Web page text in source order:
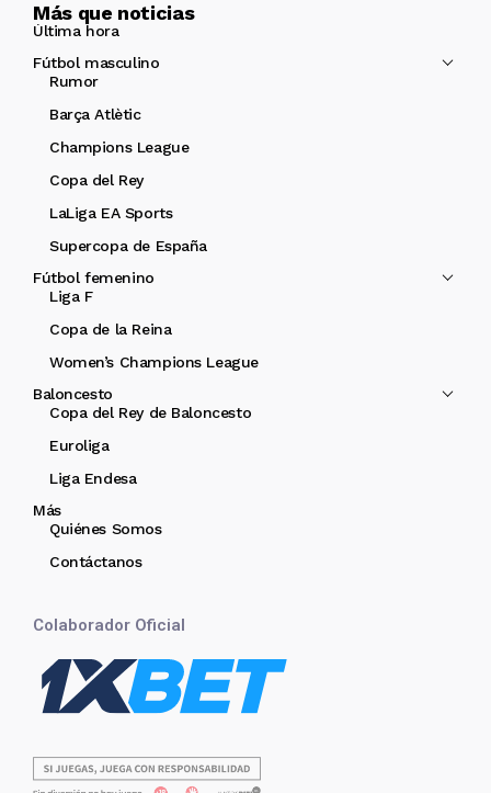
Más que noticias
Última hora
Fútbol masculino
Rumor
Barça Atlètic
Champions League
Copa del Rey
LaLiga EA Sports
Supercopa de España
Fútbol femenino
Liga F
Copa de la Reina
Women’s Champions League
Baloncesto
Copa del Rey de Baloncesto
Euroliga
Liga Endesa
Más
Quiénes Somos
Contáctanos
Colaborador Oficial